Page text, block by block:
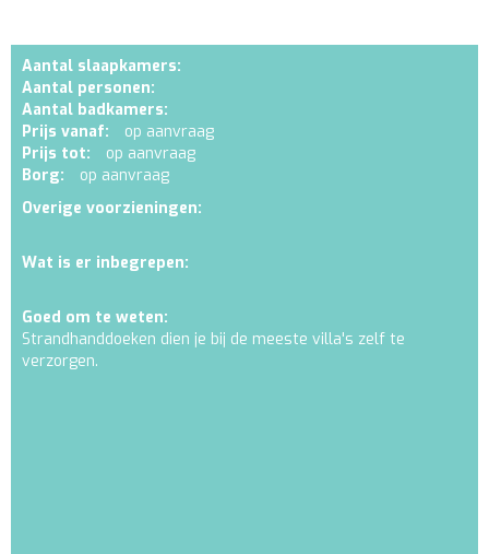
Aantal slaapkamers:
Aantal personen:
Aantal badkamers:
Prijs vanaf:
op aanvraag
Prijs tot:
op aanvraag
Borg:
op aanvraag
Overige voorzieningen:
Wat is er inbegrepen:
Goed om te weten:
Strandhanddoeken dien je bij de meeste villa's zelf te
verzorgen.